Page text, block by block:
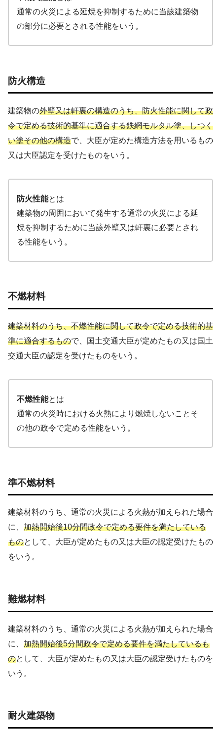
通常の火災による延焼を抑制するために当該建築物
の部分に必要とされる性能をいう。
防火構造
建築物の外壁又は軒裏の構造のうち、防火性能に関して政
令で定める技術的基準に適合する鉄網モルタル塗、しつく
い塗その他の構造で、大臣が定めた構造方法を用いるもの
又は大臣認定を受けたものをいう。
防火性能とは
建築物の周囲において発生する通常の火災による延
焼を抑制するために当該外壁又は軒裏に必要とされ
る性能をいう。
不燃材料
建築材料のうち、不燃性能に関して政令で定める技術的基
準に適合するもので、国土交通大臣が定めたもの又は国土
交通大臣の認定を受けたものをいう。
不燃性能とは
通常の火災時における火熱により燃焼しないことそ
の他の政令で定める性能をいう。
準不燃材料
建築材料のうち、通常の火災による火熱が加えられた場合
に、 加熱開始後10分間政令で定める要件を満たしている
ものとして、大臣が定めたもの又は大臣の認定受けたもの
をいう。
難燃材料
建築材料のうち、通常の火災による火熱が加えられた場合
に、 加熱開始後5分間政令で定める要件を満たしているも
のとして、大臣が定めたもの又は大臣の認定受けたものを
いう。
耐火建築物